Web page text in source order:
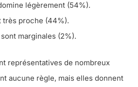
légèrement (54%).
très proche (44%).
marginales (2%).
représentatives de nombreux
aucune règle, mais elles donnent